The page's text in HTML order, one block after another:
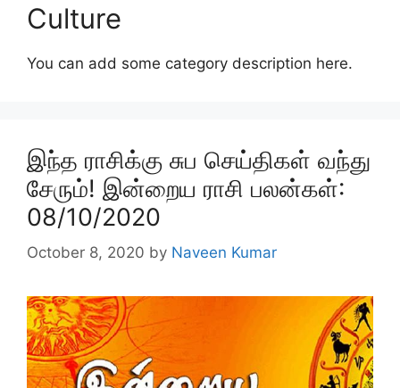
Culture
You can add some category description here.
இந்த ராசிக்கு சுப செய்திகள் வந்து
சேரும்! இன்றைய ராசி பலன்கள்:
08/10/2020
October 8, 2020 by Naveen Kumar